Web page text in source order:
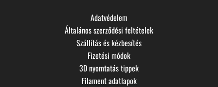
Adatvédelem
Általános szerződési feltételek
Szállítás és kézbesítés
Fizetési módok
3D nyomtatás tippek
Filament adatlapok